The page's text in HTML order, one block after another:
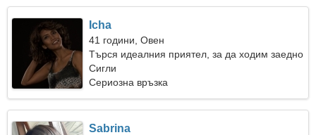
Icha
41 години, Овен
Търся идеалния приятел, за да ходим заедно
Сигли
Сериозна връзка
Sabrina